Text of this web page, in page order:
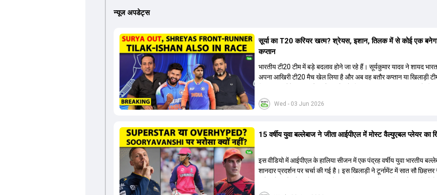
न्यूज अपडेट्स
Wed - 03 Jun 2026
सूर्या का T20 करियर खत्म? श्रेयस, इशान, तिलक में से कोई एक
कप्तान
भारतीय टी20 टीम में बड़े बदलाव होने जा रहे हैं। सूर्यकुमार यादव ने शायद
अपना आखिरी टी20 मैच खेल लिया है और अब वह बतौर कप्तान या खिलाड़ी
की तलाश जारी है। इस रेस में श्रेयस अय्यर सबसे आगे चल रहे हैं। उनके
किशन और तिलक वर्मा भी कप्तानी के दावेदार हैं। अक्षर पटेल इस रेस में काफी
और संजू सैमसन पहली पसंद होंगे। इसके अलावा नीतीश रेड्डी को बतौर
आगामी टी20 वर्ल्ड कप और 2028 ओलंपिक के लिए लंबी अवधि का विजन
हैं।
15 वर्षीय युवा बल्लेबाज ने जीता आईपीएल में मोस्ट वैल्युएबल प्लेयर का
इस वीडियो में आईपीएल के हालिया सीजन में एक पंद्रह वर्षीय युवा भारतीय
शानदार प्रदर्शन पर चर्चा की गई है। इस खिलाड़ी ने टूर्नामेंट में सात सौ
गया है कि ऑस्ट्रेलियाई टीम के वर्तमान कप्तान और इंग्लैंड टीम के पूर्व कप्तान